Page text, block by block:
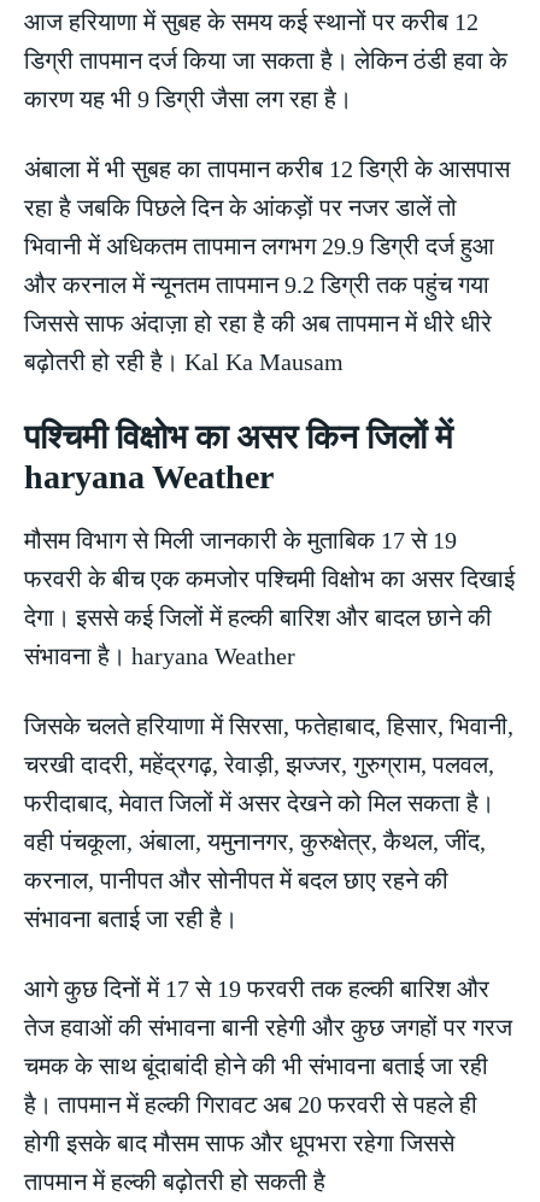
आज हरियाणा में सुबह के समय कई स्थानों पर करीब 12
डिग्री तापमान दर्ज किया जा सकता है। लेकिन ठंडी हवा के
कारण यह भी 9 डिग्री जैसा लग रहा है।
अंबाला में भी सुबह का तापमान करीब 12 डिग्री के आसपास
रहा है जबकि पिछले दिन के आंकड़ों पर नजर डालें तो
भिवानी में अधिकतम तापमान लगभग 29.9 डिग्री दर्ज हुआ
और करनाल में न्यूनतम तापमान 9.2 डिग्री तक पहुंच गया
जिससे साफ अंदाज़ा हो रहा है की अब तापमान में धीरे धीरे
बढ़ोतरी हो रही है। Kal Ka Mausam
पश्चिमी विक्षोभ का असर किन जिलों में
haryana Weather
मौसम विभाग से मिली जानकारी के मुताबिक 17 से 19
फरवरी के बीच एक कमजोर पश्चिमी विक्षोभ का असर दिखाई
देगा। इससे कई जिलों में हल्की बारिश और बादल छाने की
संभावना है। haryana Weather
जिसके चलते हरियाणा में सिरसा, फतेहाबाद, हिसार, भिवानी,
चरखी दादरी, महेंद्रगढ़, रेवाड़ी, झज्जर, गुरुग्राम, पलवल,
फरीदाबाद, मेवात जिलों में असर देखने को मिल सकता है।
वही पंचकूला, अंबाला, यमुनानगर, कुरुक्षेत्र, कैथल, जींद,
करनाल, पानीपत और सोनीपत में बदल छाए रहने की
संभावना बताई जा रही है।
आगे कुछ दिनों में 17 से 19 फरवरी तक हल्की बारिश और
तेज हवाओं की संभावना बानी रहेगी और कुछ जगहों पर गरज
चमक के साथ बूंदाबांदी होने की भी संभावना बताई जा रही
है। तापमान में हल्की गिरावट अब 20 फरवरी से पहले ही
होगी इसके बाद मौसम साफ और धूपभरा रहेगा जिससे
तापमान में हल्की बढ़ोतरी हो सकती है